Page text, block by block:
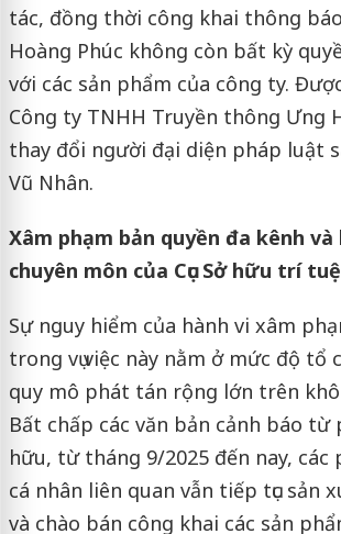
tác, đồng thời công khai thông
Hoàng Phúc không còn bất kỳ
với các sản phẩm của công ty.
Công ty TNHH Truyền thông Ưng
thay đổi người đại diện pháp luật
Vũ Nhân.
Xâm phạm bản quyền đa kênh
chuyên môn của Cục Sở hữu trí tuệ
Sự nguy hiểm của hành vi xâm
trong vụ việc này nằm ở mức độ tổ
quy mô phát tán rộng lớn trên
Bất chấp các văn bản cảnh báo từ
hữu, từ tháng 9/2025 đến nay, các
cá nhân liên quan vẫn tiếp tục sản
và chào bán công khai các sản